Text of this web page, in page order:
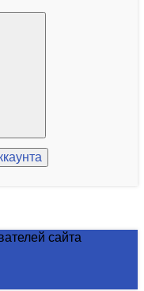
сайта